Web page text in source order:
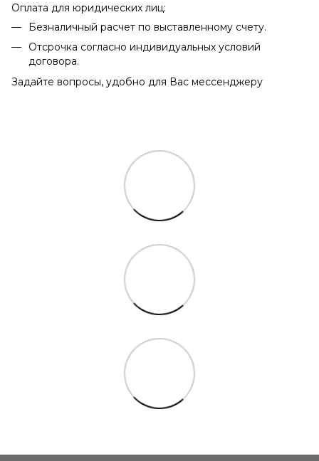
Оплата для юридических лиц:
Безналичный расчет по выставленному счету.
Отсрочка согласно индивидуальных условий
договора.
Задайте вопросы, удобно для Вас мессенджеру